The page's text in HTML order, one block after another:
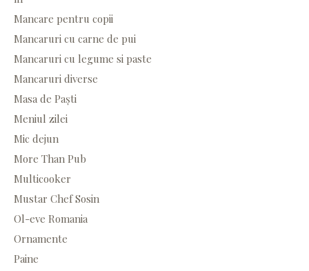
Mancare pentru copii
Mancaruri cu carne de pui
Mancaruri cu legume si paste
Mancaruri diverse
Masa de Paști
Meniul zilei
Mic dejun
More Than Pub
Multicooker
Mustar Chef Sosin
Ol-eve Romania
Ornamente
Paine